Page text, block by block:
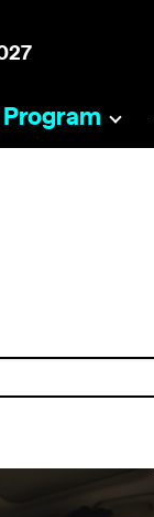
Program